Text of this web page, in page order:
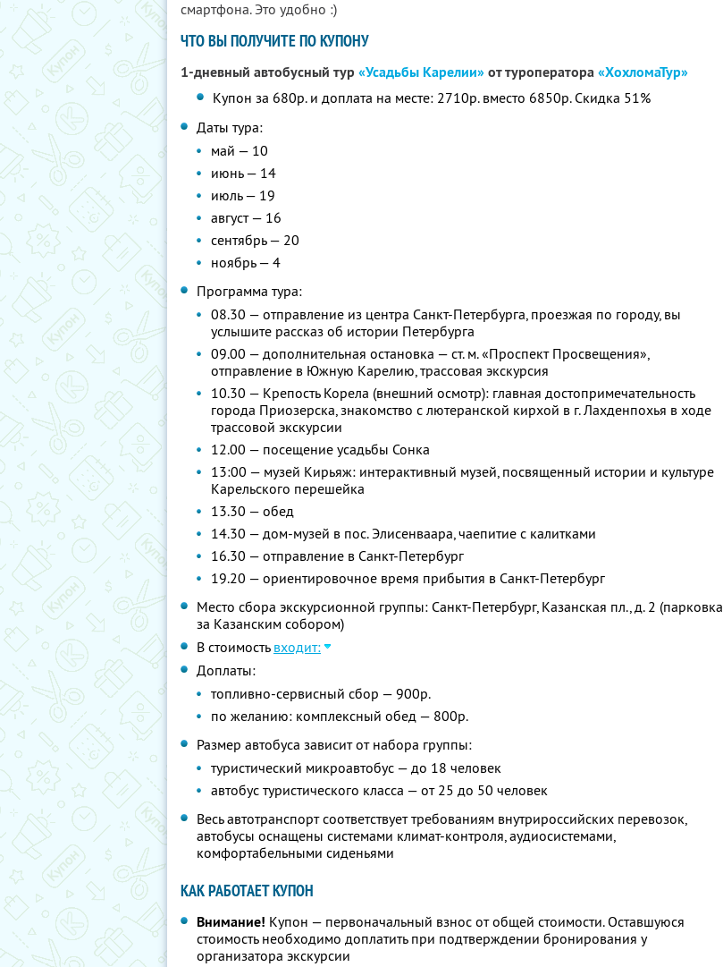
смартфона. Это удобно :)
ЧТО ВЫ ПОЛУЧИТЕ ПО КУПОНУ
1-дневный автобусный тур «Усадьбы Карелии»от туроператора«ХохломаТур»
Купон за 680р. и доплата на месте: 2710р. вместо 6850р. Скидка 51%
Даты тура:
май — 10
июнь — 14
июль — 19
август — 16
сентябрь — 20
ноябрь — 4
Программа тура:
08.30 — отправление из центра Санкт-Петербурга, проезжая по городу, вы
услышите рассказ об истории Петербурга
09.00 — дополнительная остановка — ст. м. «Проспект Просвещения»,
отправление в Южную Карелию, трассовая экскурсия
10.30 — Крепость Корела (внешний осмотр): главная достопримечательность
города Приозерска, знакомство с лютеранской кирхой в г. Лахденпохья в ходе
трассовой экскурсии
12.00 — посещение усадьбы Сонка
13:00 — музей Кирьяж: интерактивный музей, посвященный истории и культуре
Карельского перешейка
13.30 — обед
14.30 — дом-музей в пос. Элисенваара, чаепитие с калитками
16.30 — отправление в Санкт-Петербург
19.20 — ориентировочное время прибытия в Санкт-Петербург
Место сбора экскурсионной группы: Санкт-Петербург, Казанская пл., д. 2 (парковка
за Казанским собором)
В стоимость входит:
Доплаты:
топливно-сервисный сбор — 900р.
по желанию: комплексный обед — 800р.
Размер автобуса зависит от набора группы:
туристический микроавтобус — до 18 человек
автобус туристического класса — от 25 до 50 человек
Весь автотранспорт соответствует требованиям внутрироссийских перевозок,
автобусы оснащены системами климат-контроля, аудиосистемами,
комфортабельными сиденьями
КАК РАБОТАЕТ КУПОН
Внимание! Купон — первоначальный взнос от общей стоимости. Оставшуюся
стоимость необходимо доплатить при подтверждении бронирования у
организатора экскурсии